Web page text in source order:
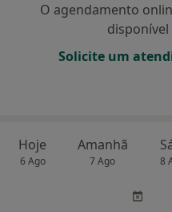
O agendamento
disponível
Solicite um
Hoje
6 Ago
Amanhã
7 Ago 8